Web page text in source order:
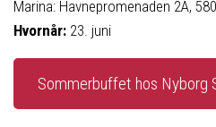
Marina: Havnepromenaden 2A,
Hvornår: 23. juni
Sommerbuffet hos Nyborg